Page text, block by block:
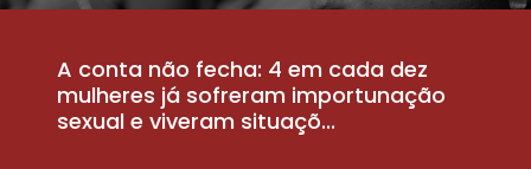
A conta não fecha: 4 em cada dez
mulheres já sofreram importunação
sexual e viveram situaçõ...